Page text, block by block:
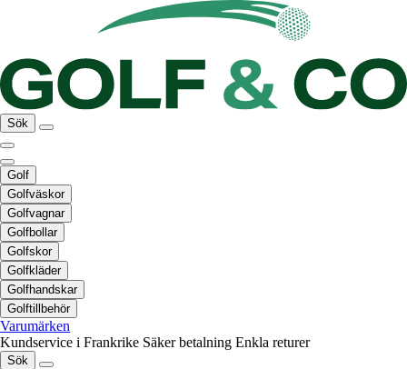
Sök
Golf
Golfväskor
Golfvagnar
Golfbollar
Golfskor
Golfkläder
Golfhandskar
Golftillbehör
Varumärken
Kundservice i Frankrike Säker betalning Enkla returer
Sök